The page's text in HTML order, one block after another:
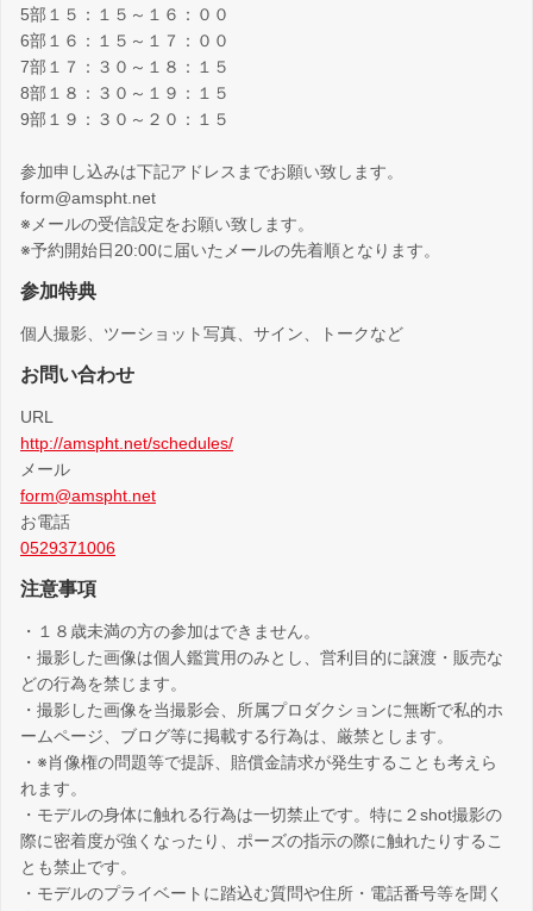
5部１５：１５～１６：００
6部１６：１５～１７：００
7部１７：３０～１８：１５
8部１８：３０～１９：１５
9部１９：３０～２０：１５
参加申し込みは下記アドレスまでお願い致します。
form@amspht.net
※メールの受信設定をお願い致します。
※予約開始日20:00に届いたメールの先着順となります。
参加特典
個人撮影、ツーショット写真、サイン、トークなど
お問い合わせ
URL
http://amspht.net/schedules/
メール
form@amspht.net
お電話
0529371006
注意事項
・１８歳未満の方の参加はできません。
・撮影した画像は個人鑑賞用のみとし、営利目的に譲渡・販売な
どの行為を禁じます。
・撮影した画像を当撮影会、所属プロダクションに無断で私的ホ
ームページ、ブログ等に掲載する行為は、厳禁とします。
・※肖像権の問題等で提訴、賠償金請求が発生することも考えら
れます。
・モデルの身体に触れる行為は一切禁止です。特に２shot撮影の
際に密着度が強くなったり、ポーズの指示の際に触れたりするこ
とも禁止です。
・モデルのプライベートに踏込む質問や住所・電話番号等を聞く